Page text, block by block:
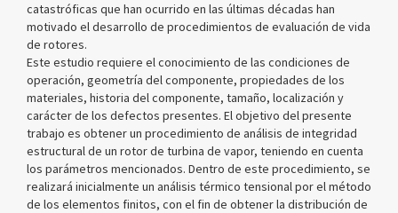
catastróficas que han ocurrido en las últimas décadas han
motivado el desarrollo de procedimientos de evaluación de vida
de rotores.
Este estudio requiere el conocimiento de las condiciones de
operación, geometría del componente, propiedades de los
materiales, historia del componente, tamaño, localización y
carácter de los defectos presentes. El objetivo del presente
trabajo es obtener un procedimiento de análisis de integridad
estructural de un rotor de turbina de vapor, teniendo en cuenta
los parámetros mencionados. Dentro de este procedimiento, se
realizará inicialmente un análisis térmico tensional por el método
de los elementos finitos, con el fin de obtener la distribución de